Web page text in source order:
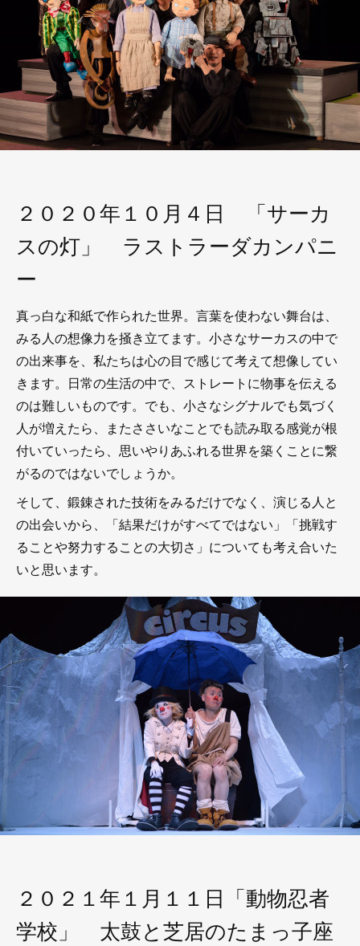
２０２０年１０月４日 「サーカ
スの灯」 ラストラーダカンパニ
ー
真っ白な和紙で作られた世界。言葉を使わない舞台は、
みる人の想像力を掻き立てます。小さなサーカスの中で
の出来事を、私たちは心の目で感じて考えて想像してい
きます。日常の生活の中で、ストレートに物事を伝える
のは難しいものです。でも、小さなシグナルでも気づく
人が増えたら、またささいなことでも読み取る感覚が根
付いていったら、思いやりあふれる世界を築くことに繋
がるのではないでしょうか。
そして、鍛錬された技術をみるだけでなく、演じる人と
の出会いから、「結果だけがすべてではない」「挑戦す
ることや努力することの大切さ」についても考え合いた
いと思います。
２０２１年１月１１日「動物忍者
学校」 太鼓と芝居のたまっ子座